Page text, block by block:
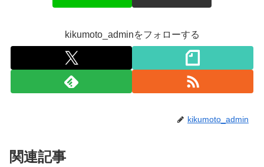
kikumoto_adminをフォローする
kikumoto_admin
関連記事